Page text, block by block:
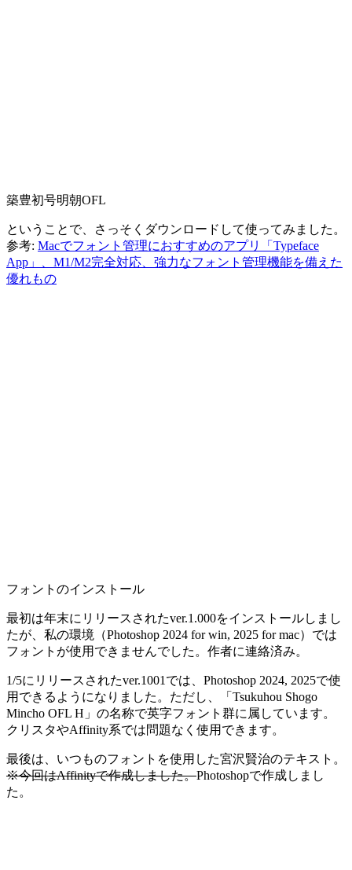
築豊初号明朝OFL
ということで、さっそくダウンロードして使ってみました。
参考: Macでフォント管理におすすめのアプリ「Typeface
App」、M1/M2完全対応、強力なフォント管理機能を備えた
優れもの
フォントのインストール
最初は年末にリリースされたver.1.000をインストールしまし
たが、私の環境（Photoshop 2024 for win, 2025 for mac）では
フォントが使用できませんでした。作者に連絡済み。
1/5にリリースされたver.1001では、Photoshop 2024, 2025で使
用できるようになりました。ただし、「Tsukuhou Shogo
Mincho OFL H」の名称で英字フォント群に属しています。
クリスタやAffinity系では問題なく使用できます。
最後は、いつものフォントを使用した宮沢賢治のテキスト。
※今回はAffinityで作成しました。Photoshopで作成しまし
た。